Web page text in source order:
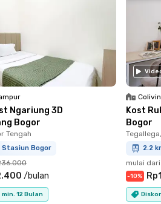
Ngariung 3D
Bogor
Tengah
Stasiun Bogor
/bulan
12 Bulan
Kost
Bogor
2.2
mulai dari
-10%